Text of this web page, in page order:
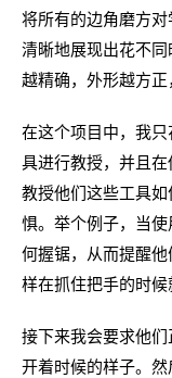
将所有的边角磨方
清晰地展现出花不
越精确，外形越方正
在这个项目中，我
具进行教授，并且在
教授他们这些工具
惧。举个例子，当
何握锯，从而提醒
样在抓住把手的时候
接下来我会要求他
开着时候的样子。